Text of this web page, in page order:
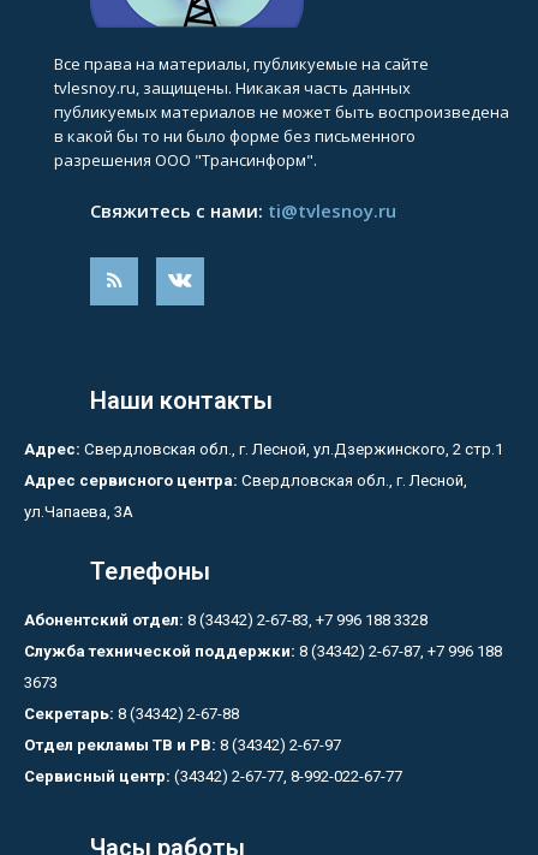
Все права на материалы, публикуемые на сайте
tvlesnoy.ru, защищены. Никакая часть данных
публикуемых материалов не может быть воспроизведена
в какой бы то ни было форме без письменного
разрешения ООО "Трансинформ".
Свяжитесь с нами: ti@tvlesnoy.ru
Наши контакты
Адрес: Свердловская обл., г. Лесной, ул.Дзержинского, 2 стр.1
Адрес сервисного центра: Свердловская обл., г. Лесной,
ул.Чапаева, 3А
Телефоны
Абонентский отдел: 8 (34342) 2-67-83, +7 996 188 3328
Служба технической поддержки: 8 (34342) 2-67-87, +7 996 188
3673
Секретарь: 8 (34342) 2-67-88
Отдел рекламы ТВ и РВ: 8 (34342) 2-67-97
Сервисный центр: (34342) 2-67-77, 8-992-022-67-77
Часы работы